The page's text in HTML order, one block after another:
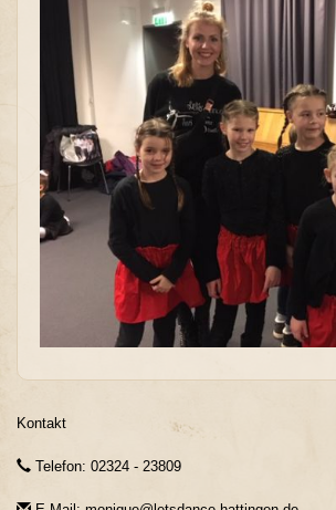
Kontakt
Telefon: 02324 - 23809